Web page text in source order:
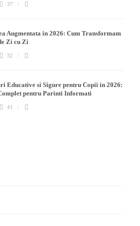
37
Augmentata in 2026: Cum Transformam
Zi cu Zi
32
Educative si Sigure pentru Copii in 2026:
pentru Parinti Informati
41